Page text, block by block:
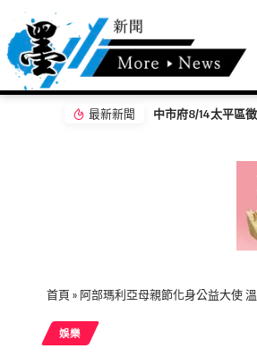
最新新聞 中市府8/14太平區
首頁 » 阿部瑪利亞母親節化身公益大使
娛樂